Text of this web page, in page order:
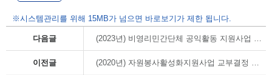
※시스템관리를 위해 15MB가 넘으면 바로보기가 제한 됩니다.
다음글 (2023년) 비영리민간단체 공익활동 지원사업 교부결정 내역
이전글 (2020년) 자원봉사활성화지원사업 교부결정 내역